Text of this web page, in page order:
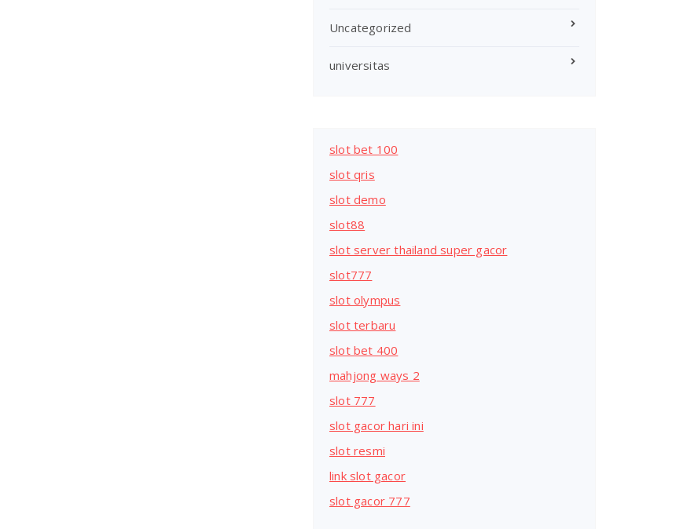
Uncategorized
universitas
slot bet 100
slot qris
slot demo
slot88
slot server thailand super gacor
slot777
slot olympus
slot terbaru
slot bet 400
mahjong ways 2
slot 777
slot gacor hari ini
slot resmi
link slot gacor
slot gacor 777